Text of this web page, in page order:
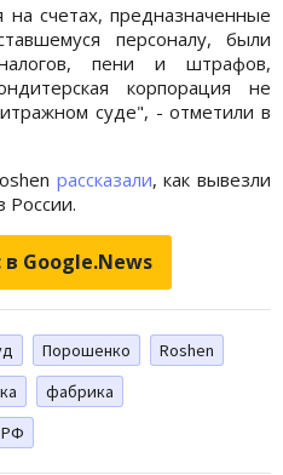
счетах, предназначенные
персоналу, были
пени и штрафов,
корпорация не
суде", - отметили в
рассказали, как вывезли
России.
Google.News
Порошенко
Roshen
фабрика
РФ